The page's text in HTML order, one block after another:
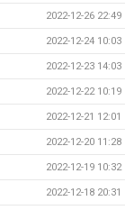
2022-12-26 22:49
2022-12-24 10:03
2022-12-23 14:03
2022-12-22 10:19
2022-12-21 12:01
2022-12-20 11:28
2022-12-19 10:32
2022-12-18 20:31